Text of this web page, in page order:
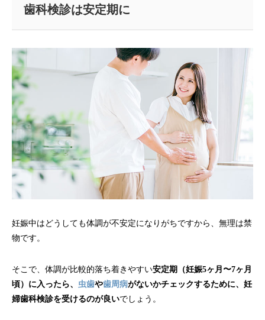
歯科検診は安定期に
妊娠中はどうしても体調が不安定になりがちですから、無理は禁
物です。
そこで、体調が比較的落ち着きやすい安定期（妊娠5ヶ月〜7ヶ月
頃）に入ったら、 虫歯や歯周病がないかチェックするために、妊
婦歯科検診を受けるのが良いでしょう。